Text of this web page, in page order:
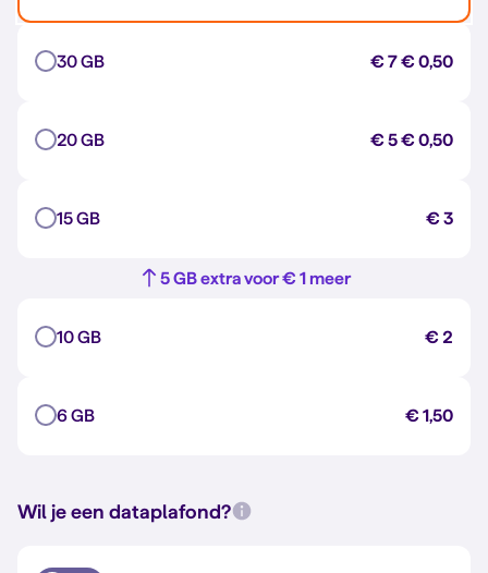
30 GB € 7€ 0,50
20 GB € 5€ 0,50
15 GB € 3
5 GB extra voor € 1 meer
10 GB € 2
6 GB € 1,50
Wil je een dataplafond?